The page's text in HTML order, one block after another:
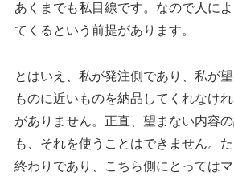
あくまでも私目線です。なので人に
てくるという前提があります。
とはいえ、私が発注側であり、私が
ものに近いものを納品してくれなけ
がありません。正直、望まない内容
も、それを使うことはできません。
終わりであり、こちら側にとっては